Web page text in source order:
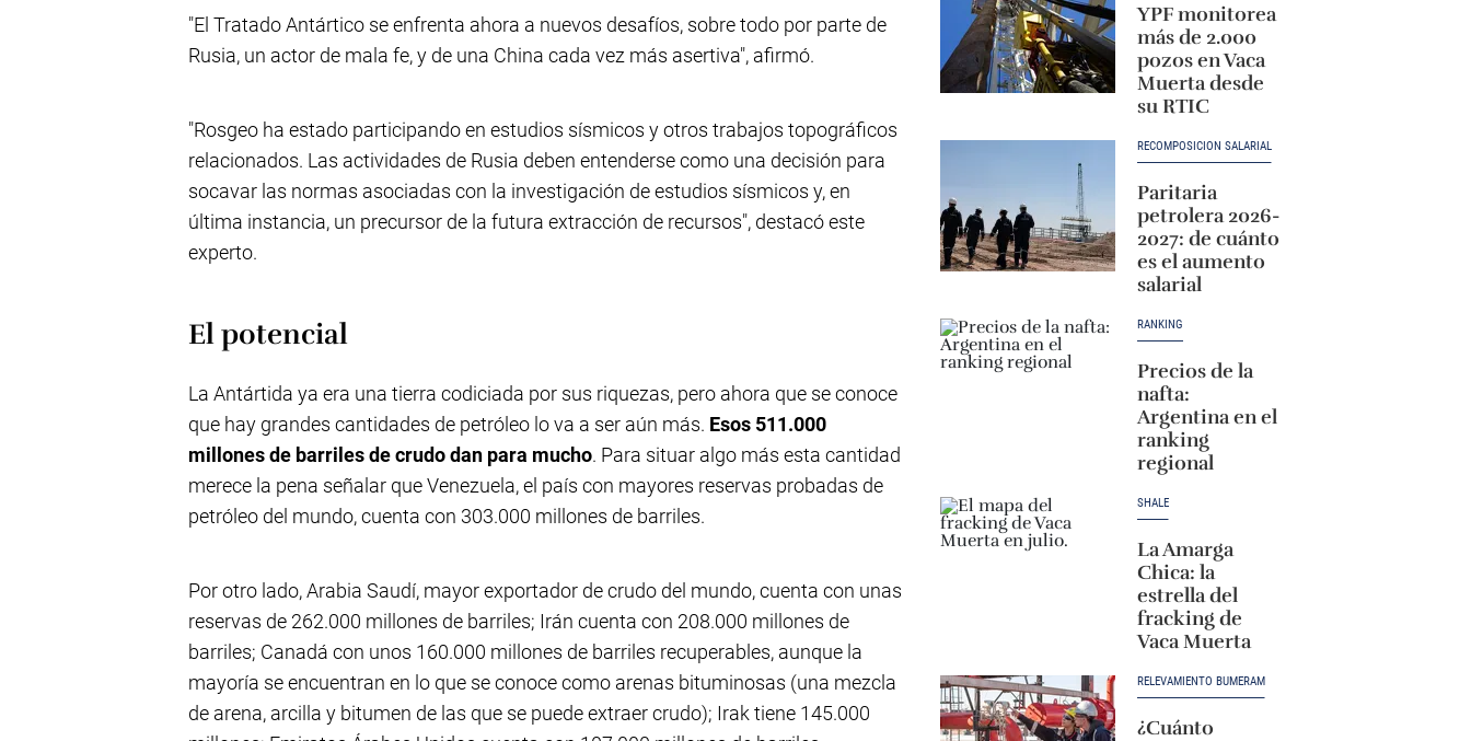
"El Tratado Antártico se enfrenta ahora a nuevos desafíos, sobre todo por parte de
Rusia, un actor de mala fe, y de una China cada vez más asertiva", afirmó.
"Rosgeo ha estado participando en estudios sísmicos y otros trabajos topográficos
relacionados. Las actividades de Rusia deben entenderse como una decisión para
socavar las normas asociadas con la investigación de estudios sísmicos y, en
última instancia, un precursor de la futura extracción de recursos", destacó este
experto.
El potencial
La Antártida ya era una tierra codiciada por sus riquezas, pero ahora que se conoce
que hay grandes cantidades de petróleo lo va a ser aún más. Esos 511.000
millones de barriles de crudo dan para mucho. Para situar algo más esta cantidad
merece la pena señalar que Venezuela, el país con mayores reservas probadas de
petróleo del mundo, cuenta con 303.000 millones de barriles.
Por otro lado, Arabia Saudí, mayor exportador de crudo del mundo, cuenta con unas
reservas de 262.000 millones de barriles; Irán cuenta con 208.000 millones de
barriles; Canadá con unos 160.000 millones de barriles recuperables, aunque la
mayoría se encuentran en lo que se conoce como arenas bituminosas (una mezcla
de arena, arcilla y bitumen de las que se puede extraer crudo); Irak tiene 145.000
YPF monitorea
más de 2.000
pozos en Vaca
Muerta desde
su RTIC
RECOMPOSICIÓN SALARIAL
Paritaria
petrolera 2026-
2027: de cuánto
es el aumento
salarial
RANKING
Precios de la
nafta:
Argentina en el
ranking
regional
SHALE
La Amarga
Chica: la
estrella del
fracking de
Vaca Muerta
RELEVAMIENTO BUMERAM
¿Cuánto